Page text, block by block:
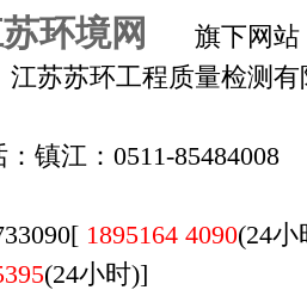
环境网
旗下网
江苏苏环工程质量检测
镇江：0511-
1895164 4090(24
(24小时)]